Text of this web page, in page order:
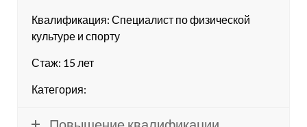
Квалификация: Специалист по физической
культуре и спорту
Стаж: 15 лет
Категория: